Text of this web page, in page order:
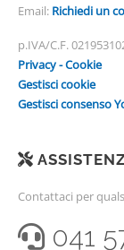
Email: Richiedi un
p.IVA/C.F.
Privacy - Cookie
Gestisci cookie
Gestisci consenso
Contattaci per
041